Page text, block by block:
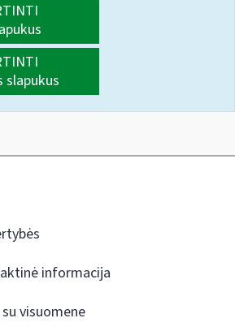
slapukus
informacija
visuomene